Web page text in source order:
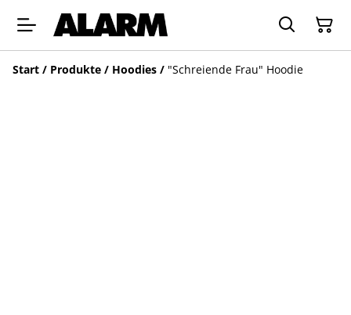
Start / Produkte / Hoodies / "Schreiende Frau" Hoodie